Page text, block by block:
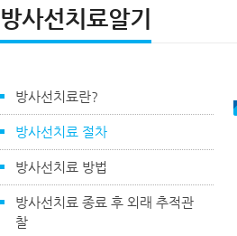
방사선치료알기
방사선치료란?
방사선치료 절차
방사선치료 방법
방사선치료 종료 후 외래 추적관
찰